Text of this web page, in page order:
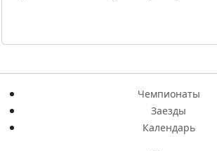
Чемпионаты
Заезды
Календарь